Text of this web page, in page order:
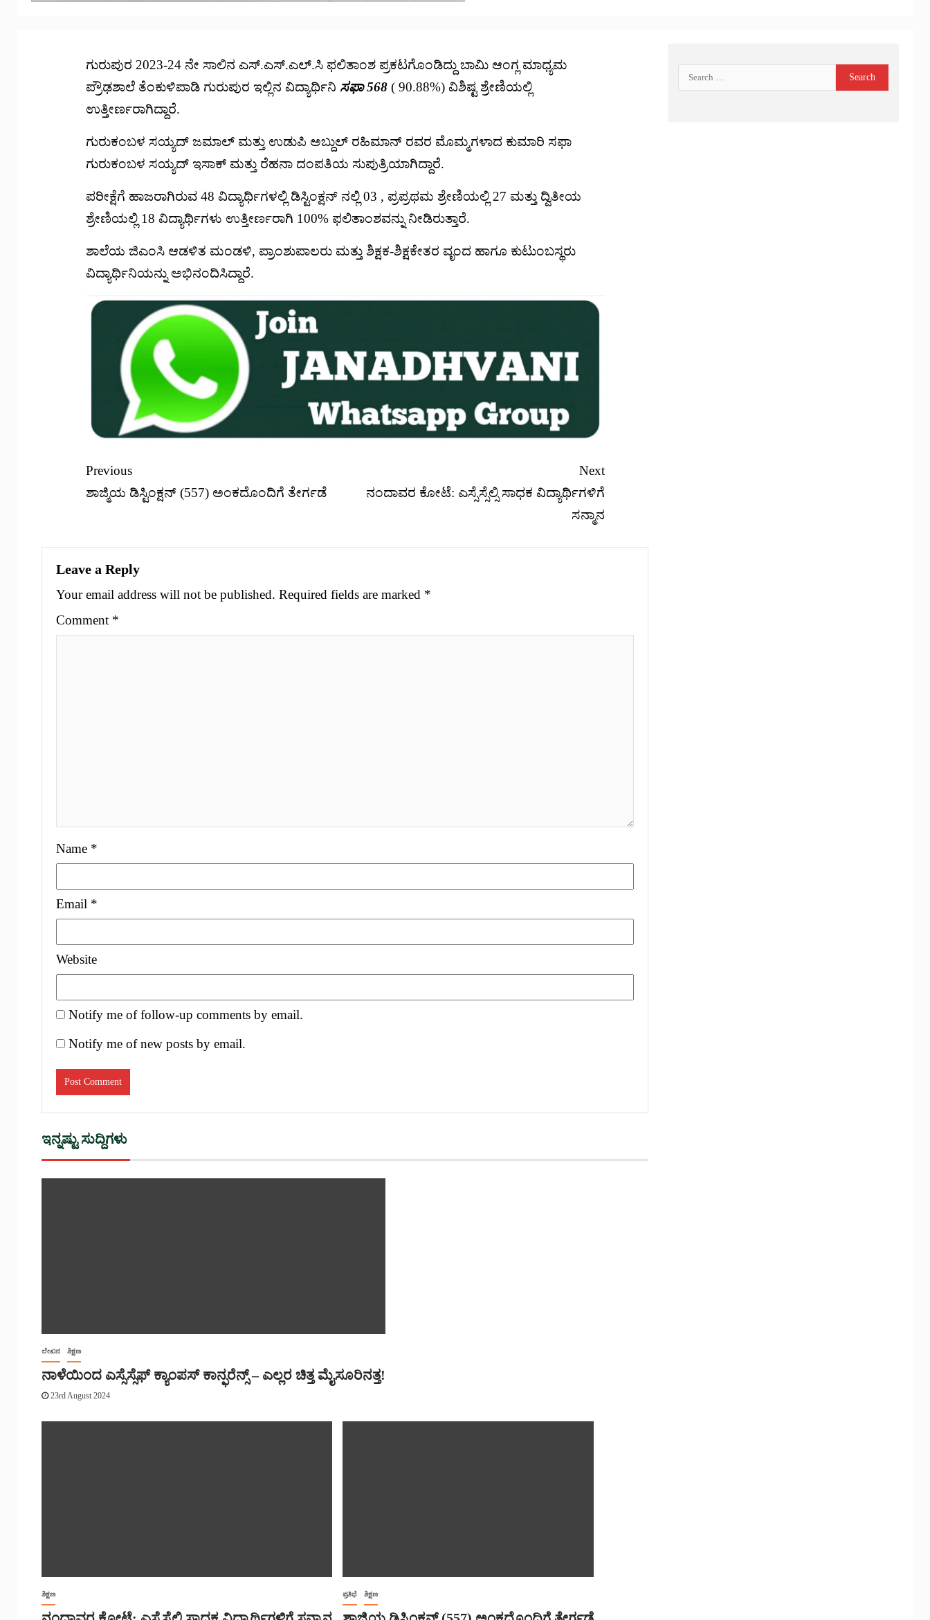
ಗುರುಪುರ 2023-24 ನೇ ಸಾಲಿನ ಎಸ್.ಎಸ್.ಎಲ್.ಸಿ ಫಲಿತಾಂಶ ಪ್ರಕಟಗೊಂಡಿದ್ದು ಬಾಮಿ ಆಂಗ್ಲ ಮಾಧ್ಯಮ
ಪ್ರೌಢಶಾಲೆ ತೆಂಕುಳಿಪಾಡಿ ಗುರುಪುರ ಇಲ್ಲಿನ ವಿದ್ಯಾರ್ಥಿನಿ ಸಫಾ 568( 90.88%) ವಿಶಿಷ್ಟ ಶ್ರೇಣಿಯಲ್ಲಿ
ಉತ್ತೀರ್ಣರಾಗಿದ್ದಾರೆ.
ಗುರುಕಂಬಳ ಸಯ್ಯದ್ ಜಮಾಲ್ ಮತ್ತು ಉಡುಪಿ ಅಬ್ದುಲ್ ರಹಿಮಾನ್ ರವರ ಮೊಮ್ಮಗಳಾದ ಕುಮಾರಿ ಸಫಾ
ಗುರುಕಂಬಳ ಸಯ್ಯದ್ ಇಸಾಕ್ ಮತ್ತು ರೆಹನಾ ದಂಪತಿಯ ಸುಪುತ್ರಿಯಾಗಿದ್ದಾರೆ.
ಪರೀಕ್ಷೆಗೆ ಹಾಜರಾಗಿರುವ 48 ವಿದ್ಯಾರ್ಥಿಗಳಲ್ಲಿ ಡಿಸ್ಟಿಂಕ್ಷನ್ ನಲ್ಲಿ 03 , ಪ್ರಪ್ರಥಮ ಶ್ರೇಣಿಯಲ್ಲಿ 27 ಮತ್ತು ದ್ವಿತೀಯ
ಶ್ರೇಣಿಯಲ್ಲಿ 18 ವಿದ್ಯಾರ್ಥಿಗಳು ಉತ್ತೀರ್ಣರಾಗಿ 100% ಫಲಿತಾಂಶವನ್ನು ನೀಡಿರುತ್ತಾರೆ.
ಶಾಲೆಯ ಜಿಎಂಸಿ ಆಡಳಿತ ಮಂಡಳಿ, ಪ್ರಾಂಶುಪಾಲರು ಮತ್ತು ಶಿಕ್ಷಕ-ಶಿಕ್ಷಕೇತರ ವೃಂದ ಹಾಗೂ ಕುಟುಂಬಸ್ಥರು
ವಿದ್ಯಾರ್ಥಿನಿಯನ್ನು ಅಭಿನಂದಿಸಿದ್ದಾರೆ.
Previous
ಶಾಜ್ಮಿಯ ಡಿಸ್ಟಿಂಕ್ಷನ್ (557) ಅಂಕದೊಂದಿಗೆ ತೇರ್ಗಡೆ
Next
ನಂದಾವರ ಕೋಟೆ: ಎಸ್ಸೆಸ್ಸೆಲ್ಸಿ ಸಾಧಕ ವಿದ್ಯಾರ್ಥಿಗಳಿಗೆ
ಸನ್ಮಾನ
Leave a Reply
Your email address will not be published. Required fields are marked *
Comment *
Name *
Email *
Website
Notify me of follow-up comments by email.
Notify me of new posts by email.
ಇನ್ನಷ್ಟು ಸುದ್ದಿಗಳು
ಲೇಖನ ಶಿಕ್ಷಣ
ನಾಳೆಯಿಂದ ಎಸ್ಸೆಸ್ಸೆಫ್ ಕ್ಯಾಂಪಸ್ ಕಾನ್ಫರೆನ್ಸ್‌ – ಎಲ್ಲರ ಚಿತ್ತ ಮೈಸೂರಿನತ್ತ!
23rd August 2024
ಶಿಕ್ಷಣ ಪ್ರತಿಭೆ ಶಿಕ್ಷಣ